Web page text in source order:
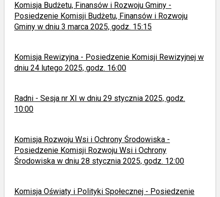
Komisja Budżetu, Finansów i Rozwoju Gminy -
Posiedzenie Komisji Budżetu, Finansów i Rozwoju
Gminy w dniu 3 marca 2025, godz. 15:15
Komisja Rewizyjna - Posiedzenie Komisji Rewizyjnej w
dniu 24 lutego 2025, godz. 16:00
Radni - Sesja nr XI w dniu 29 stycznia 2025, godz.
10:00
Komisja Rozwoju Wsi i Ochrony Środowiska -
Posiedzenie Komisji Rozwoju Wsi i Ochrony
Środowiska w dniu 28 stycznia 2025, godz. 12:00
Komisja Oświaty i Polityki Społecznej - Posiedzenie